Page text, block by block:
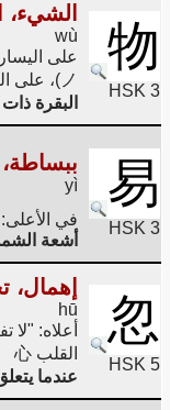
物
HSK 3
الشيء،
wù
ノ)، على اليمين: 'لا تفعل' 勿 (يظهر أشعة الشمس)
البقرة
易
HSK 3
yì
في
أشعة
忽
HSK 5
إهمال،
hū
القلب 心
عندما